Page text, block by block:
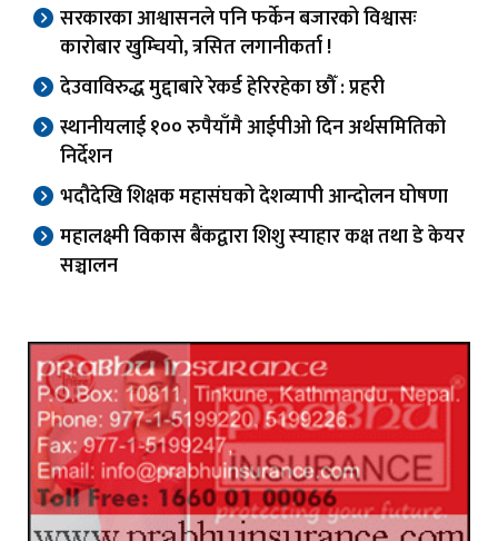
सरकारका आश्वासनले पनि फर्केन बजारको विश्वासः
कारोबार खुम्चियो, त्रसित लगानीकर्ता !
देउवाविरुद्ध मुद्दाबारे रेकर्ड हेरिरहेका छौँ : प्रहरी
स्थानीयलाई १०० रुपैयाँमै आईपीओ दिन अर्थसमितिको
निर्देशन
भदौदेखि शिक्षक महासंघको देशव्यापी आन्दोलन घोषणा
महालक्ष्मी विकास बैंकद्वारा शिशु स्याहार कक्ष तथा डे केयर
सञ्चालन